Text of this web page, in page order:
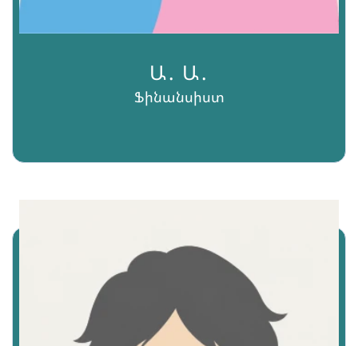
Ա․ Ա․
Ֆինանսիստ